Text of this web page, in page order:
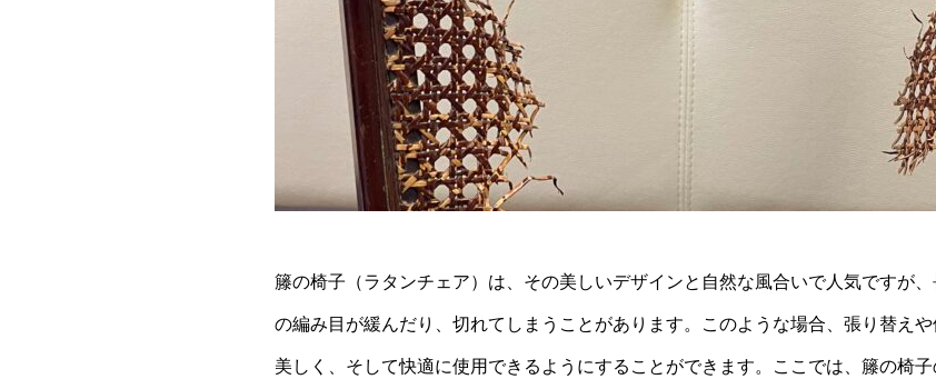
籐の椅子（ラタンチェア）は、その美しいデザインと自然な風合いで人気ですが
の編み目が緩んだり、切れてしまうことがあります。このような場合、張り替え
美しく、そして快適に使用できるようにすることができます。ここでは、籐の椅